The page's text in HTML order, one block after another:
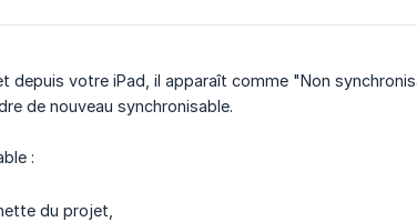
depuis votre iPad, il apparaît comme "Non
de nouveau synchronisable.
:
du projet,